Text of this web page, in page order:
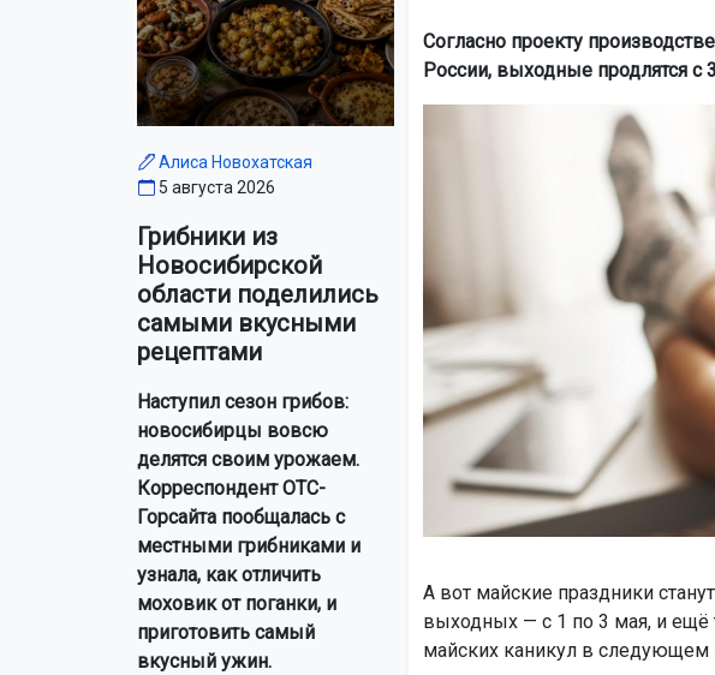
Алиса Новохатская
5 августа 2026
Грибники из
Новосибирской
области поделились
самыми вкусными
рецептами
Наступил сезон грибов:
новосибирцы вовсю
делятся своим урожаем.
Корреспондент ОТС-
Горсайта пообщалась с
местными грибниками и
узнала, как отличить
моховик от поганки, и
приготовить самый
вкусный ужин.
Согласно проекту
России, выходные продлятся с
А вот майские праздники
выходных — с 1 по 3 мая, и
майских каникул в следующем